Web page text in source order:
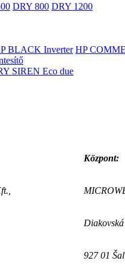
DRY 800 DRY 1200
BLACK Inverter HP
SIREN Eco due
Központ:
Diakovská
927 01